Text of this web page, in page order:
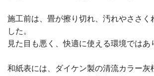
施工前は、畳が擦り切れ、汚れやささく
した。
見た目も悪く、快適に使える環境ではあ
和紙表には、ダイケン製の清流カラー灰